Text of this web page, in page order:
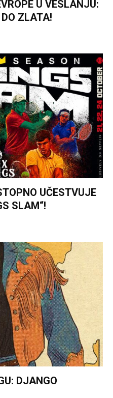
U VESLANJU:
ZLATA!
UČESTVUJE
SLAM“!
DJANGO